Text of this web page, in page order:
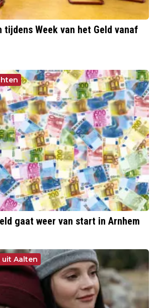
tijdens Week van het Geld vanaf
gaat weer van start in Arnhem
uit Aalten